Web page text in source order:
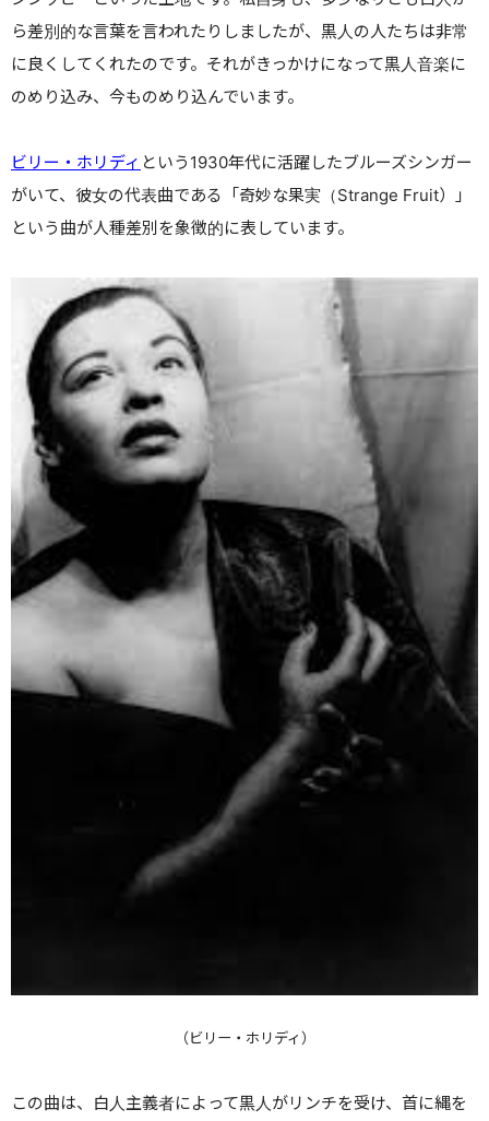
ら差別的な言葉を言われたりしましたが、黒人の人たちは非常
に良くしてくれたのです。 それがきっかけになって黒人音楽に
のめり込み、今ものめり込んでいます。
ビリー・ホリディ という1930年代に活躍したブルーズシンガー
がいて、彼女の代表曲である「奇妙な果実（Strange Fruit）」
という曲が人種差別を象徴的に表しています。
（ビリー・ホリディ）
この曲は、白人主義者によって黒人がリンチを受け、首に縄を